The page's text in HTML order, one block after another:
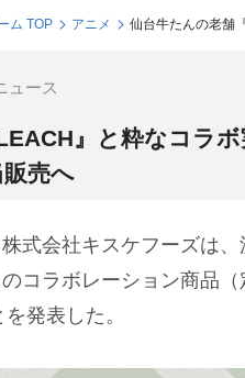
ム TOP アニメ 仙台牛たんの老舗
ュース
』と粋なコラボ
売へ
式会社キスケフーズは
コラボレーション商品
発表した。